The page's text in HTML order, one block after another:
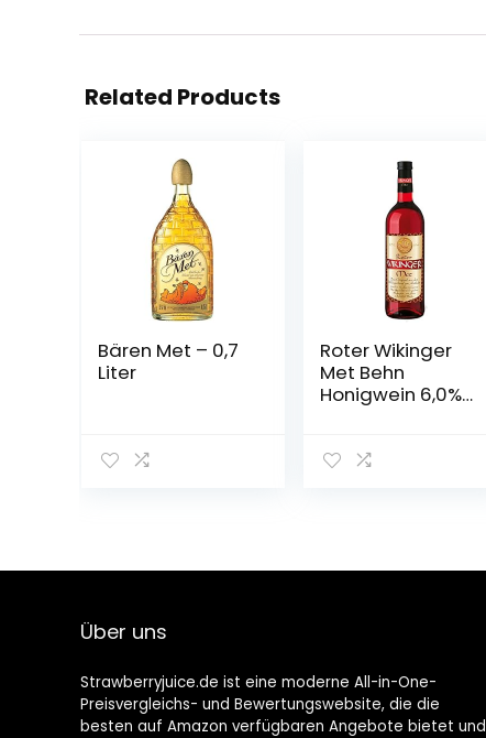
Related Products
Bären Met – 0,7
Liter
Roter Wikinger
Met Behn
Honigwein 6,0%
Über uns
Strawberryjuice.de ist eine moderne All-in-One-
Preisvergleichs- und Bewertungswebsite, die die
besten auf Amazon verfügbaren Angebote bietet und